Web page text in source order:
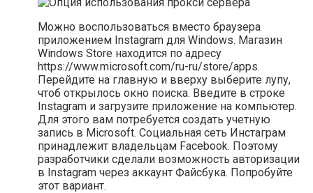
Можно воспользоваться вместо браузера
приложением Instagram для Windows. Магазин
Windows Store находится по адресу
https://www.microsoft.com/ru-ru/store/apps.
Перейдите на главную и вверху выберите лупу,
чтоб открылось окно поиска. Введите в строке
Instagram и загрузите приложение на компьютер.
Для этого вам потребуется создать учетную
запись в Microsoft. Социальная сеть Инстаграм
принадлежит владельцам Facebook. Поэтому
разработчики сделали возможность авторизации
в Instagram через аккаунт Файсбука. Попробуйте
этот вариант.